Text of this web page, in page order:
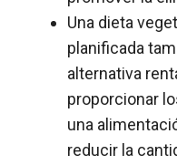
Una dieta
planificada
alternativa
proporcionar
una
reducir la